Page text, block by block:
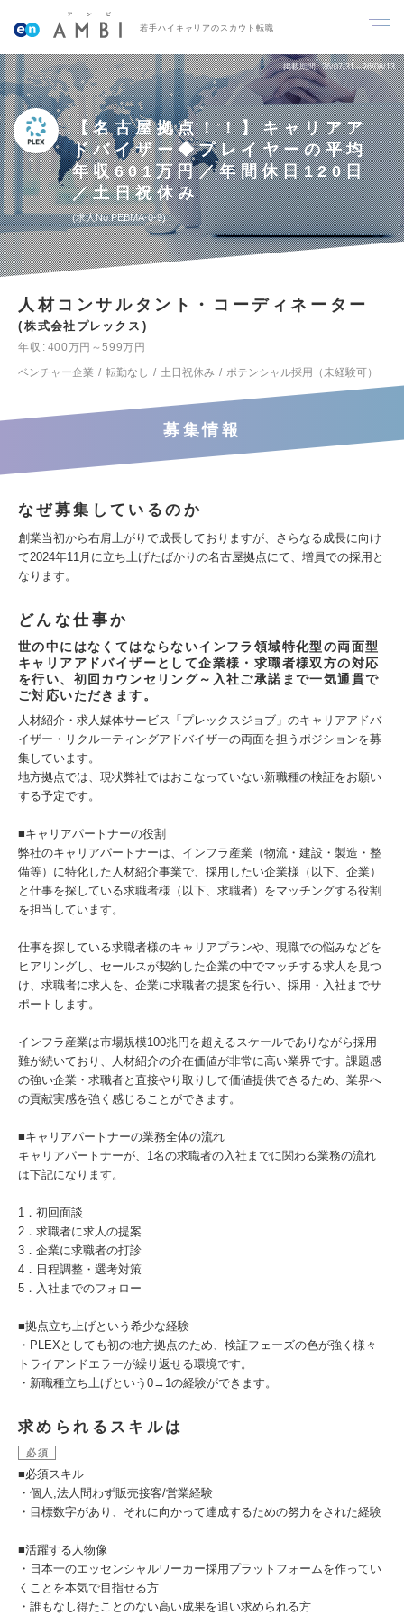
若手ハイキャリアのスカウト転職
掲載期間 26/07/31～26/08/13
【名古屋拠点！！】キャリアア
ドバイザー◆プレイヤーの平均
年収601万円／年間休日120日
／土日祝休み
求人No.PEBMA-0-9
人材コンサルタント・コーディネーター
株式会社プレックス
年収
400万円～599万円
ベンチャー企業
転勤なし 土日祝休み ポテンシャル採用（未経験可）
募集情報
なぜ募集しているのか
創業当初から右肩上がりで成長しておりますが、さらなる成長に向け
て2024年11月に立ち上げたばかりの名古屋拠点にて、増員での採用と
なります。
どんな仕事か
世の中にはなくてはならないインフラ領域特化型の両面型
キャリアアドバイザーとして企業様・求職者様双方の対応
を行い、初回カウンセリング～入社ご承諾まで一気通貫で
ご対応いただきます。
人材紹介・求人媒体サービス「プレックスジョブ」のキャリアアドバ
イザー・リクルーティングアドバイザーの両面を担うポジションを募
集しています。
地方拠点では、現状弊社ではおこなっていない新職種の検証をお願い
する予定です。
■キャリアパートナーの役割
弊社のキャリアパートナーは、インフラ産業（物流・建設・製造・整
備等）に特化した人材紹介事業で、採用したい企業様（以下、企業）
と仕事を探している求職者様（以下、求職者）をマッチングする役割
を担当しています。
仕事を探している求職者様のキャリアプランや、現職での悩みなどを
ヒアリングし、セールスが契約した企業の中でマッチする求人を見つ
け、求職者に求人を、企業に求職者の提案を行い、採用・入社までサ
ポートします。
インフラ産業は市場規模100兆円を超えるスケールでありながら採用
難が続いており、人材紹介の介在価値が非常に高い業界です。課題感
の強い企業・求職者と直接やり取りして価値提供できるため、業界へ
の貢献実感を強く感じることができます。
■キャリアパートナーの業務全体の流れ
キャリアパートナーが、1名の求職者の入社までに関わる業務の流れ
は下記になります。
1．初回面談
2．求職者に求人の提案
3．企業に求職者の打診
4．日程調整・選考対策
5．入社までのフォロー
■拠点立ち上げという希少な経験
・PLEXとしても初の地方拠点のため、検証フェーズの色が強く様々
トライアンドエラーが繰り返せる環境です。
・新職種立ち上げという0→1の経験ができます。
求められるスキルは
必須
■必須スキル
・個人,法人問わず販売接客/営業経験
・目標数字があり、それに向かって達成するための努力をされた経験
■活躍する人物像
・日本一のエッセンシャルワーカー採用プラットフォームを作ってい
くことを本気で目指せる方
・誰もなし得たことのない高い成果を追い求められる方